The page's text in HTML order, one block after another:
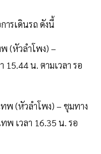
ารเดินรถ ดังนี้
(หัวลำโพง) –
น. ตามเวลา รอ
พ (หัวลำโพง) – ชุมทาง
พ เวลา 16.35 น. รอ